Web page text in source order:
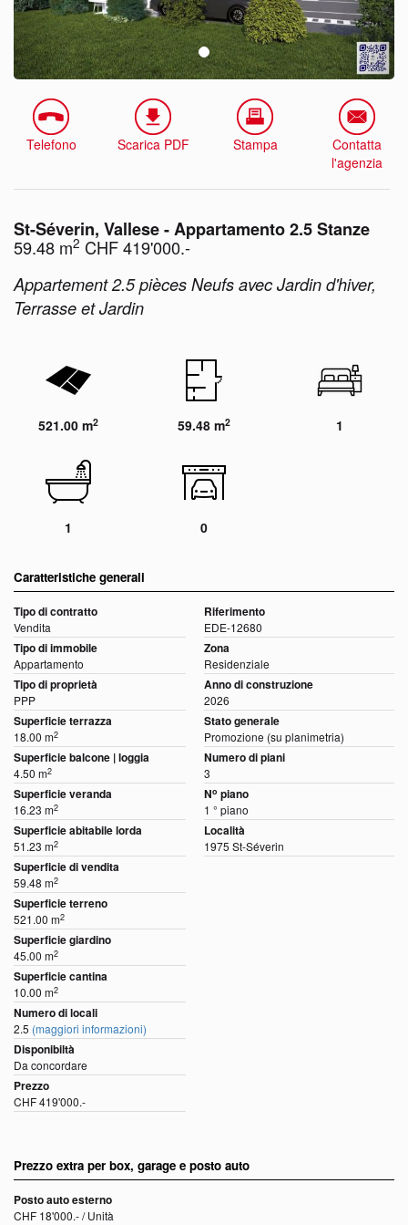
Telefono Scarica PDF Stampa
Contatta
l'agenzia
St-Séverin, Vallese - Appartamento 2.5 Stanze
59.48 m2 CHF 419'000.-
Appartement 2.5 pièces Neufs avec Jardin d'hiver,
Terrasse et Jardin
521.00 m2 59.48 m2 1
1 0
Caratteristiche generali
Tipo di contratto
Vendita
Tipo di immobile
Appartamento
Tipo di proprietà
PPP
Superficie terrazza
18.00 m2
Superficie balcone | loggia
4.50 m2
Superficie veranda
16.23 m2
Superficie abitabile lorda
51.23 m2
Superficie di vendita
59.48 m2
Superficie terreno
521.00 m2
Superficie giardino
45.00 m2
Superficie cantina
10.00 m2
Numero di locali
2.5 (maggiori informazioni)
Disponibiltà
Da concordare
Prezzo
CHF 419'000.-
Riferimento
EDE-12680
Zona
Residenziale
Anno di construzione
2026
Stato generale
Promozione (su planimetria)
Numero di piani
3
No piano
1 ° piano
Località
1975 St-Séverin
Prezzo extra per box, garage e posto auto
Posto auto esterno
CHF 18'000.- / Unità